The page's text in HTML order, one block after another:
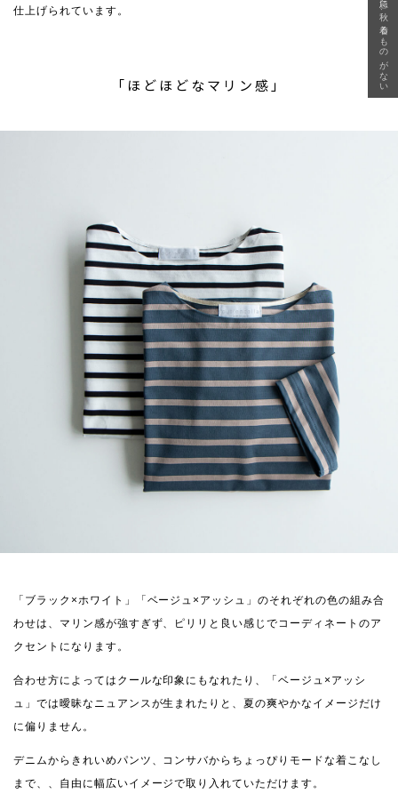
仕上げられています。
「ほどほどなマリン感」
「ブラック×ホワイト」「ベージュ×アッシュ」のそれぞれの色の組み合
わせは、マリン感が強すぎず、ピリリと良い感じでコーディネートのア
クセントになります。
合わせ方によってはクールな印象にもなれたり、「ベージュ×アッシ
ュ」では曖昧なニュアンスが生まれたりと、夏の爽やかなイメージだけ
に偏りません。
デニムからきれいめパンツ、コンサバからちょっぴりモードな着こなし
まで、、自由に幅広いイメージで取り入れていただけます。
急に秋、着るものがない